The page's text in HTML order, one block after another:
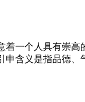
一个人具有崇
含义是指品德